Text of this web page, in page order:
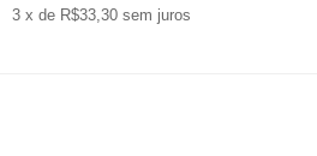
3 x de R$33,30 sem juros